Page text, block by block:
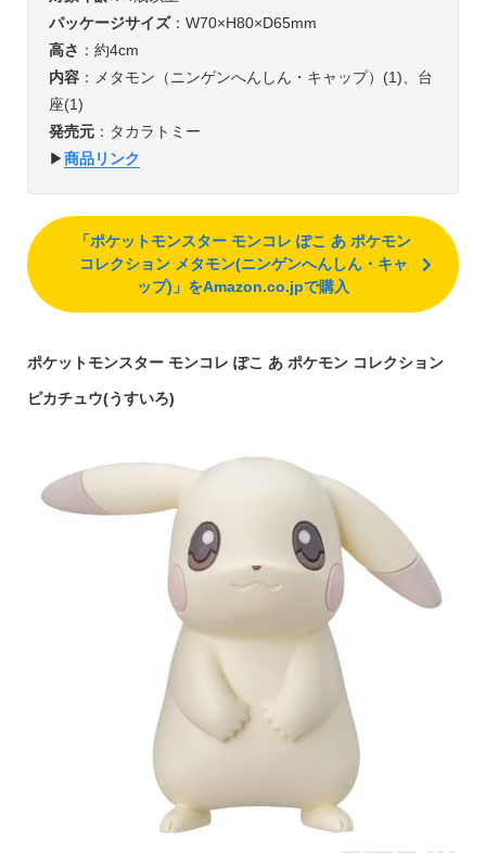
パッケージサイズ：W70×H80×D65mm
高さ ：約4cm
内容：メタモン（ニンゲンへんしん・キャップ）(1)、台
座(1)
発売元：タカラトミー
▶︎商品リンク
「ポケットモンスター モンコレ ぽこ あ ポケモン
コレクション メタモン(ニンゲンへんしん・キャ
ップ)」をAmazon.co.jpで購入
ポケットモンスター モンコレ ぽこ あ ポケモン コレクション
ピカチュウ(うすいろ)